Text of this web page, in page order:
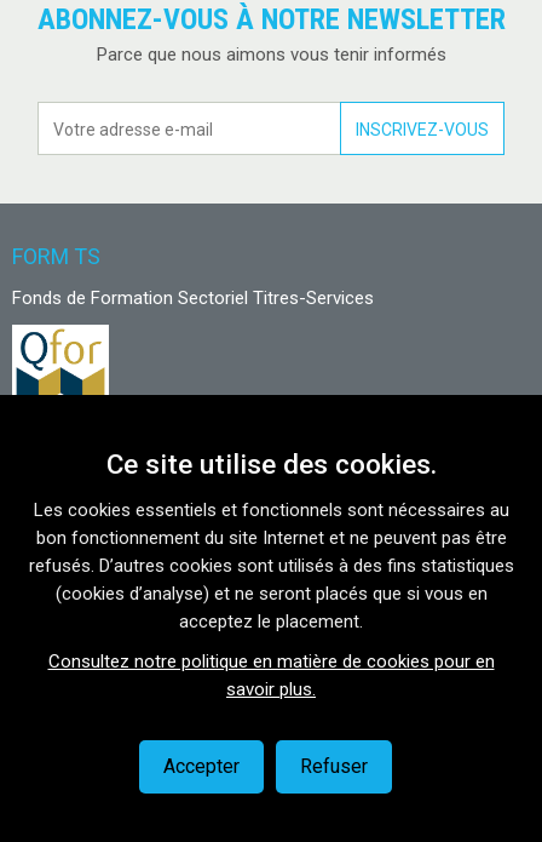
ABONNEZ-VOUS À NOTRE NEWSLETTER
Parce que nous aimons vous tenir informés
FORM TS
Fonds de Formation Sectoriel Titres-Services
NOUS CONTACTER
Avenue du Port 86 C bte 302
1000 Bruxelles
02 421 15 89
SUIVEZ NOUS
Politique de confidentialité
Ce site utilise des cookies.
Les cookies essentiels et fonctionnels sont nécessaires au
bon fonctionnement du site Internet et ne peuvent pas être
refusés. D’autres cookies sont utilisés à des fins statistiques
(cookies d’analyse) et ne seront placés que si vous en
acceptez le placement.
Consultez notre politique en matière de cookies pour en
savoir plus.
Accepter Refuser